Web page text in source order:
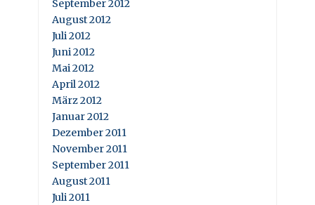
September 2012
August 2012
Juli 2012
Juni 2012
Mai 2012
April 2012
März 2012
Januar 2012
Dezember 2011
November 2011
September 2011
August 2011
Juli 2011